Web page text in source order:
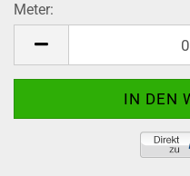
Meter: